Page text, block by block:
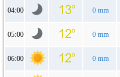
04:00 0 mm
05:00 0 mm
06:00 0 mm